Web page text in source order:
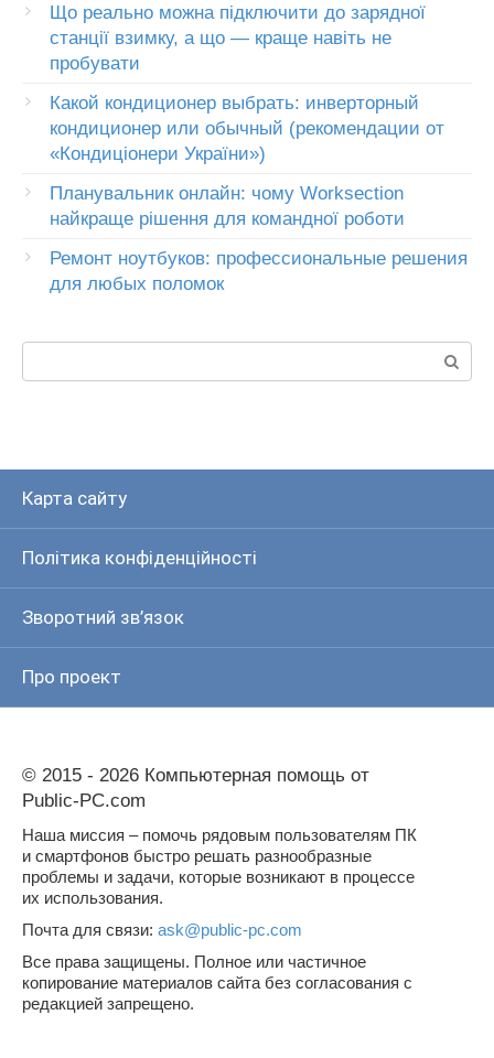
Що реально можна підключити до зарядної
станції взимку, а що — краще навіть не
пробувати
Какой кондиционер выбрать: инверторный
кондиционер или обычный (рекомендации от
«Кондиціонери України»)
Планувальник онлайн: чому Worksection
найкраще рішення для командної роботи
Ремонт ноутбуков: профессиональные решения
для любых поломок
Карта сайту
Політика конфіденційності
Зворотний зв’язок
Про проект
© 2015 - 2026 Компьютерная помощь от
Public-PC.com
Наша миссия – помочь рядовым пользователям ПК
и смартфонов быстро решать разнообразные
проблемы и задачи, которые возникают в процессе
их использования.
Почта для связи: ask@public-pc.com
Все права защищены. Полное или частичное
копирование материалов сайта без согласования с
редакцией запрещено.